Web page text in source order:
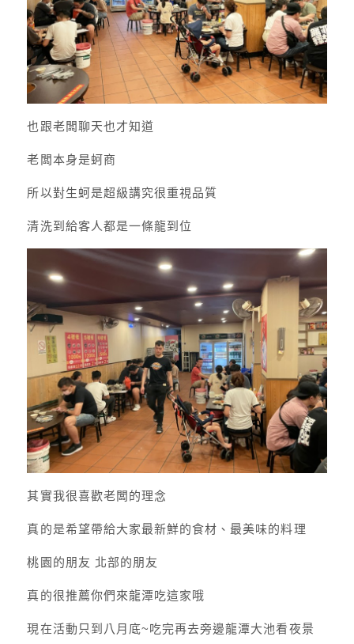
也跟老闆聊天也才知道
老闆本身是蚵商
所以對生蚵是超級講究很重視品質
清洗到給客人都是一條龍到位
其實我很喜歡老闆的理念
真的是希望帶給大家最新鮮的食材、最美味的料理
桃園的朋友 北部的朋友
真的很推薦你們來龍潭吃這家哦
現在活動只到八月底~吃完再去旁邊龍潭大池看夜景